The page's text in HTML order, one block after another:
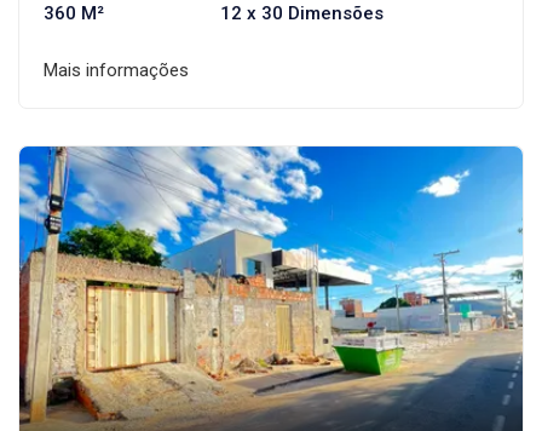
360 M² 12 x 30 Dimensões
Mais informações